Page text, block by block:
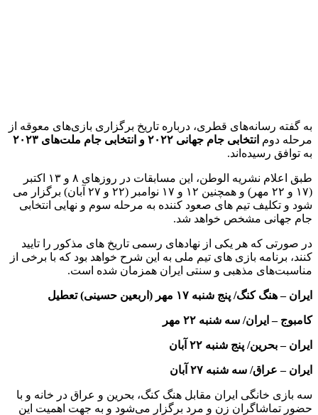
به گفته رسانه‌های قطری، درباره تاریخ برگزاری بازی‌های معوقه از
مرحله دوم انتخابی جام جهانی ۲۰۲۲ و انتخابی جام ملت‌های ۲۰۲۳
به توافق رسیده‌اند.
طبق اعلام نشریه الوطن، این مسابقات در روزهای ۸ و ۱۳ اکتبر
(۱۷ و ۲۲ مهر) و همچنین ۱۲ و ۱۷ نوامبر (۲۲ و ۲۷ آبان) برگزار می
شود و تکلیف تیم های صعود کننده به مرحله سوم و نهایی انتخابی
جام جهانی مشخص خواهد شد.
در صورتی که هر یکی از نهادهای رسمی تاریخ های مذکور را تایید
کنند، برنامه بازی های تیم ملی به این شرح خواهد بود که با برخی از
مناسبت‌های مذهبی و سنتی ایران همزمان شده است.
ایران – هنگ کنگ/ پنج شنبه ۱۷ مهر (اربعین حسینی) تعطیل
کامبوج – ایران/ سه شنبه ۲۲ مهر
ایران – بحرین/ پنج شنبه ۲۲ آبان
ایران – عراق/ سه شنبه ۲۷ آبان
سه بازی خانگی ایران مقابل هنگ کنگ، بحرین و عراق در خانه و با
حضور تماشاگران زن و مرد برگزار می‌شود و به جهت اهمیت این